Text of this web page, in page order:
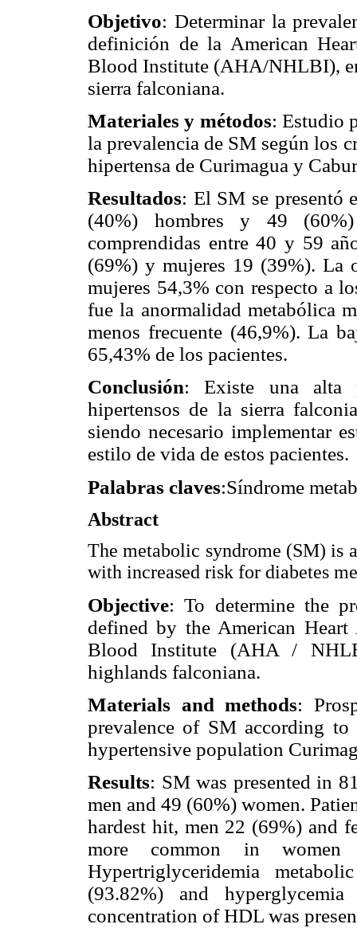
Objetivo: Determinar la
definición de la American
Blood Institute (AHA/NHLBI),
sierra falconiana.
Materiales y métodos: Estudio
la prevalencia de SM según los
hipertensa de Curimagua y
Resultados: El SM se presentó
(40%) hombres y 49 (60%)
comprendidas entre 40 y 59
(69%) y mujeres 19 (39%). La
mujeres 54,3% con respecto a
fue la anormalidad metabólica
menos frecuente (46,9%). La
65,43% de los pacientes.
Conclusión: Existe una alta
hipertensos de la sierra
siendo necesario implementar
estilo de vida de estos pacientes.
Palabras claves:Síndrome
Abstract
The metabolic syndrome (SM) is
with increased risk for diabetes
Objective: To determine the
defined by the American
Blood Institute (AHA /
highlands falconiana.
Materials and methods:
prevalence of SM according
hypertensive population
Results: SM was presented in
men and 49 (60%) women.
hardest hit, men 22 (69%) and
more common in
Hypertriglyceridemia
(93.82%) and
concentration of HDL was